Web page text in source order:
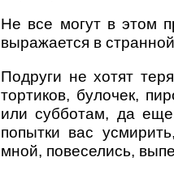
Не все могут в этом
выражается в
Подруги не хотят
тортиков, булочек,
или субботам, да
попытки вас
мной, повеселись,